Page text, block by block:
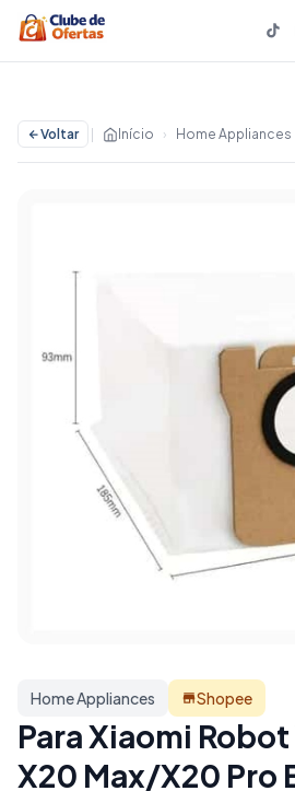
Voltar Início › Home Appliances
Home Appliances Shopee
Para Xiaomi
X20 Max/X20 Pro